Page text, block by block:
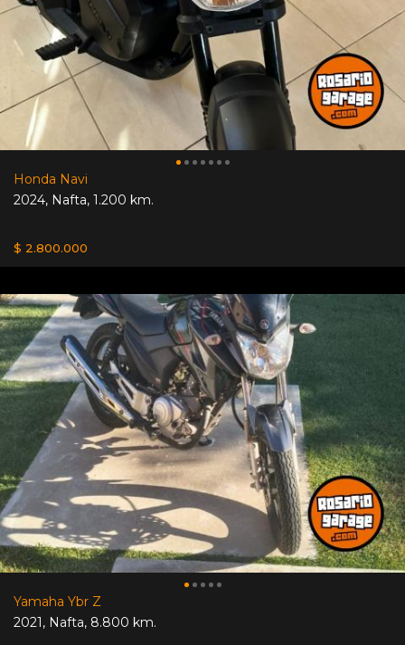
Honda Navi
2024, Nafta, 1.200 km.
$ 2.800.000
Yamaha Ybr Z
2021, Nafta, 8.800 km.